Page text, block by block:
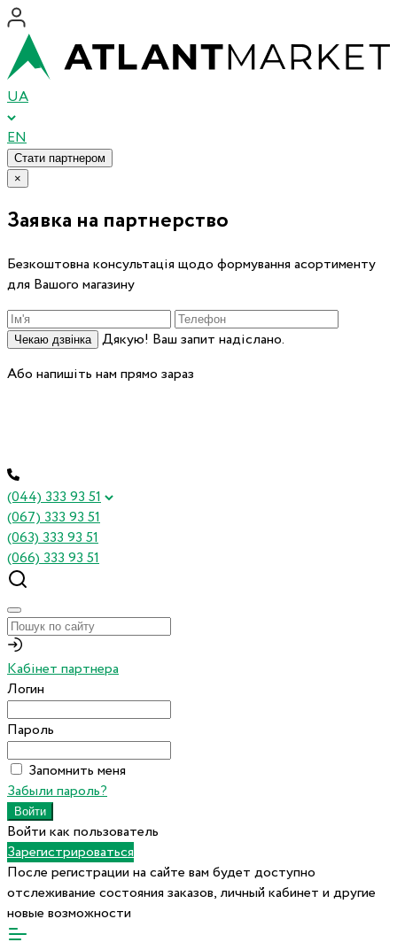
UA
EN
Стати партнером
×
Заявка на партнерство
Безкоштовна консультація щодо формування асортименту
для Вашого магазину
Чекаю дзвінка
Дякую! Ваш запит надіслано.
Або напишіть нам прямо зараз
(044) 333 93 51
(067) 333 93 51
(063) 333 93 51
(066) 333 93 51
Кабінет партнера
Логин
Пароль
Запомнить меня
Забыли пароль?
Войти как пользователь
Зарегистрироваться
После регистрации на сайте вам будет доступно
отслеживание состояния заказов, личный кабинет и другие
новые возможности